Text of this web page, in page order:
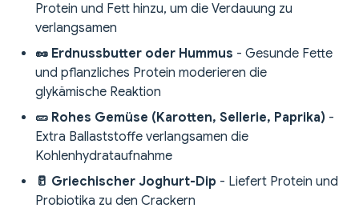
Protein und Fett hinzu, um die Verdauung zu
verlangsamen
🥜 Erdnussbutter oder Hummus - Gesunde Fette
und pflanzliches Protein moderieren die
glykämische Reaktion
🥒 Rohes Gemüse (Karotten, Sellerie, Paprika) -
Extra Ballaststoffe verlangsamen die
Kohlenhydrataufnahme
🥛 Griechischer Joghurt-Dip - Liefert Protein und
Probiotika zu den Crackern